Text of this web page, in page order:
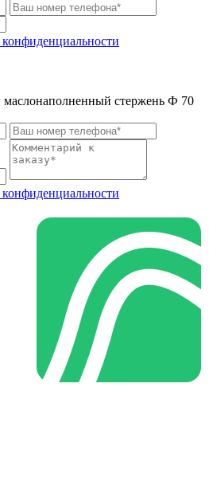
маслонаполненный стержень Ф 70